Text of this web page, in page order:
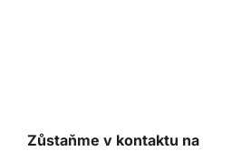
Zůstaňme v kontaktu na